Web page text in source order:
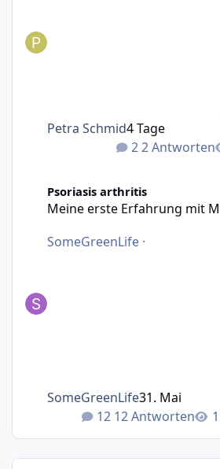
2 Antworten
Petra Schmid4 Tage
Psoriasis arthritis
Meine erste Erfahrung mit
SomeGreenLife ·
12 Antworten
SomeGreenLife31. Mai